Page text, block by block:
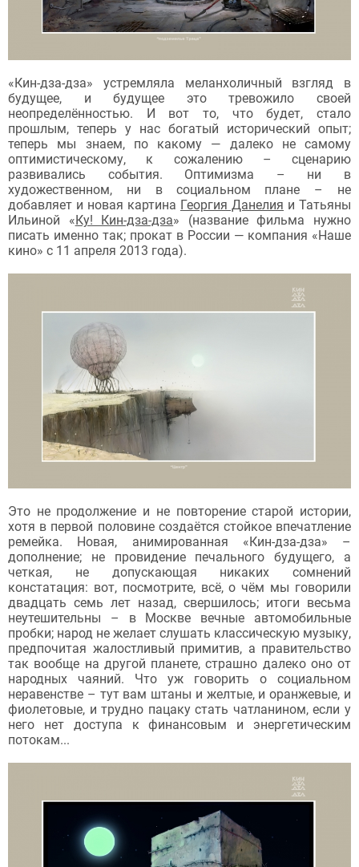
«Кин-дза-дза» устремляла меланхоличный взгляд в
будущее, и будущее это тревожило своей
неопределённостью. И вот то, что будет, стало
прошлым, теперь у нас богатый исторический опыт;
теперь мы знаем, по какому — далеко не самому
оптимистическому, к сожалению – сценарию
развивались события. Оптимизма – ни в
художественном, ни в социальном плане – не
добавляет и новая картина Георгия Данелия и Татьяны
Ильиной « Ку! Кин-дза-дза» (название фильма нужно
писать именно так; прокат в России — компания «Наше
кино» с 11 апреля 2013 года).
Это не продолжение и не повторение старой истории,
хотя в первой половине создаётся стойкое впечатление
ремейка. Новая, анимированная «Кин-дза-дза» –
дополнение; не провидение печального будущего, а
четкая, не допускающая никаких сомнений
констатация: вот, посмотрите, всё, о чём мы говорили
двадцать семь лет назад, свершилось; итоги весьма
неутешительны – в Москве вечные автомобильные
пробки; народ не желает слушать классическую музыку,
предпочитая жалостливый примитив, а правительство
так вообще на другой планете, страшно далеко оно от
народных чаяний. Что уж говорить о социальном
неравенстве – тут вам штаны и желтые, и оранжевые, и
фиолетовые, и трудно пацаку стать чатланином, если у
него нет доступа к финансовым и энергетическим
потокам...